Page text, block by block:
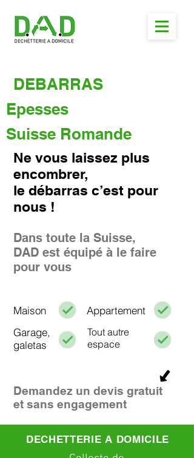
DEBARRAS
Epesses
Suisse Romande
Ne vous laissez plus
encombrer,
le débarras c’est pour
nous !
Dans toute la Suisse,
DAD est équipé à le faire
pour vous
Maison
Appartement
Garage,
galetas
Tout autre
espace
Demandez un devis gratuit
et sans engagement
DECHETTERIE A DOMICILE